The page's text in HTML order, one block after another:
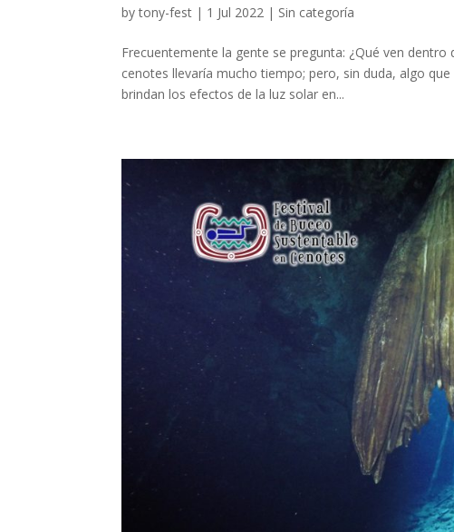
bytony-fest | 1 Jul 2022 | Sin categoría
Frecuentemente la gente se pregunta: ¿Qué ven
cenotes llevaría mucho tiempo; pero, sin duda, algo
brindan los efectos de la luz solar en...